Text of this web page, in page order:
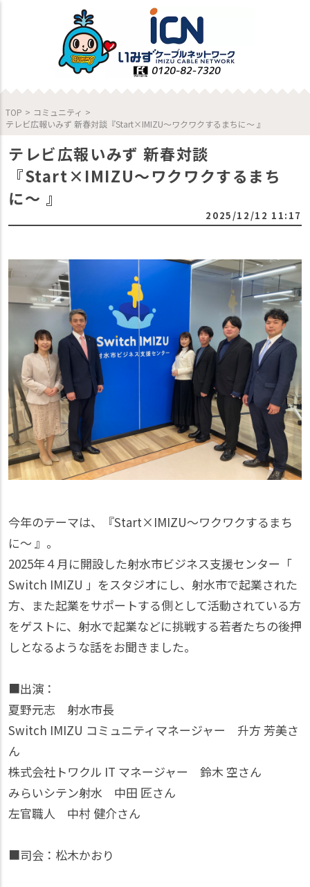
TOP > コミュニティ >
テレビ広報いみず 新春対談『Start×IMIZU～ワクワクするまちに〜 』
テレビ広報いみず 新春対談
『Start×IMIZU～ワクワクするまち
に〜 』
2025/12/12 11:17
今年のテーマは、『Start×IMIZU～ワクワクするまち
に〜 』。
2025年４月に開設した射水市ビジネス支援センター「
Switch IMIZU 」をスタジオにし、射水市で起業された
方、また起業をサポートする側として活動されている方
をゲストに、射水で起業などに挑戦する若者たちの後押
しとなるような話をお聞きました。
■出演：
夏野元志 射水市長
Switch IMIZU コミュニティマネージャー 升方 芳美さ
ん
株式会社トワクル IT マネージャー 鈴木 空さん
みらいシテン射水 中田 匠さん
左官職人 中村 健介さん
■司会：松木かおり